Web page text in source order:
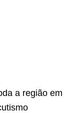
a região em